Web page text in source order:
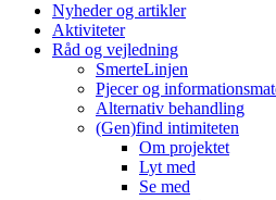
Nyheder og artikler
Aktiviteter
Råd og vejledning
SmerteLinjen
Pjecer og
Alternativ behandling
(Gen)find intimiteten
Om projektet
Lyt med
Se med